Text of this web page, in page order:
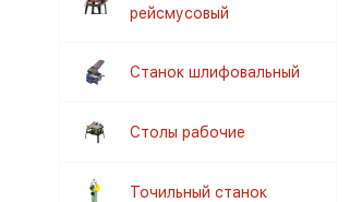
рейсмусовый
Станок шлифовальный
Столы рабочие
Точильный станок